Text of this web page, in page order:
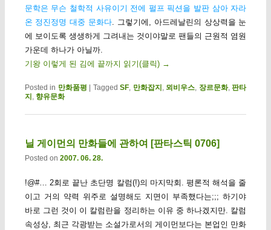
문학은 무슨 철학적 사유이기 전에 펄프 픽션을 발판 삼아 자라
온 정진정명 대중 문화다 . 그렇기에, 아드레날린의 상상력을 눈
에 보이도록 생생하게 그려내는 것이야말로 팬들의 근원적 염원
가운데 하나가 아닐까.
기왕 이렇게 된 김에 끝까지 읽기(클릭) →
Posted in 만화품평 Tagged SF, 만화잡지 , 뫼비우스, 장르문화,판타
지 , 향유문화
닐 게이먼의 만화들에 관하여 [판타스틱 0706]
Posted on 2007. 06. 28.
!@#… 2회로 끝난 초단명 칼럼(!)의 마지막회. 평론적 해석을 줄
이고 거의 약력 위주로 설명해도 지면이 부족했다는;;; 하기야
바로 그런 것이 이 칼럼란을 정리하는 이유 중 하나겠지만. 칼럼
속성상, 최근 각광받는 소설가로서의 게이먼보다는 본업인 만화